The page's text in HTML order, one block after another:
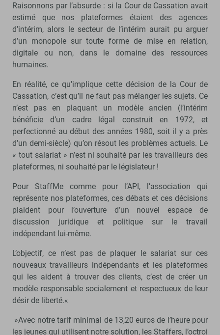
Raisonnons par l’absurde : si la Cour de Cassation avait
estimé que nos plateformes étaient des agences
d’intérim, alors le secteur de l’intérim aurait pu arguer
d’un monopole sur toute forme de mise en relation,
digitale ou non, dans le domaine des ressources
humaines.
En réalité, ce qu’implique cette décision de la Cour de
Cassation, c’est qu’il ne faut pas mélanger les sujets. Ce
n’est pas en plaquant un modèle ancien (l’intérim
bénéficie d’un cadre légal construit en 1972, et
perfectionné au début des années 1980, soit il y a près
d’un demi-siècle) qu’on résout les problèmes actuels. Le
« tout salariat » n’est ni souhaité par les travailleurs des
plateformes, ni souhaité par le législateur !
Pour StaffMe comme pour l’API, l’association qui
représente nos plateformes, ces débats et ces décisions
plaident pour l’ouverture d’un nouvel espace de
discussion juridique et politique sur le travail
indépendant lui-même.
L’objectif, ce n’est pas de plaquer le salariat sur ces
nouveaux travailleurs indépendants et les plateformes
qui les aident à trouver des clients, c’est de créer un
modèle responsable socialement et respectueux de leur
désir de liberté.«
»Avec notre tarif minimal de 13,20 euros de l’heure pour
les jeunes qui utilisent notre solution, les Staffers, l’octroi